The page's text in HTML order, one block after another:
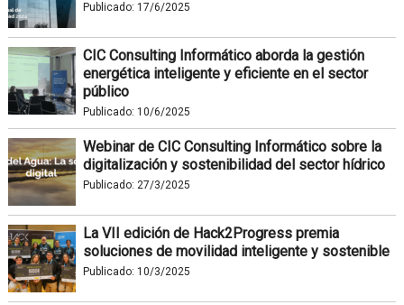
Publicado: 17/6/2025
CIC Consulting Informático aborda la gestión
energética inteligente y eficiente en el sector
público
Publicado: 10/6/2025
Webinar de CIC Consulting Informático sobre la
digitalización y sostenibilidad del sector hídrico
Publicado: 27/3/2025
La VII edición de Hack2Progress premia
soluciones de movilidad inteligente y sostenible
Publicado: 10/3/2025